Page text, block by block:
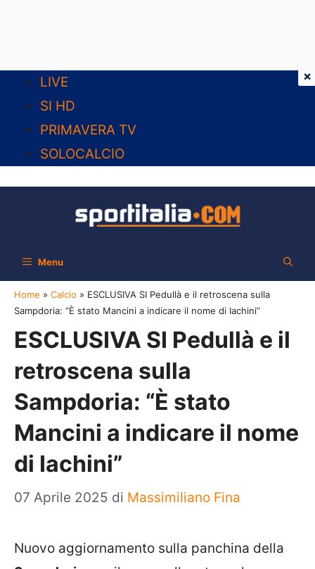
contenuto
LIVE
SI HD
PRIMAVERA TV
SOLOCALCIO
Menu
Home » Calcio » ESCLUSIVA SI Pedullà e il retroscena sulla
Sampdoria: “È stato Mancini a indicare il nome di Iachini”
ESCLUSIVA SI Pedullà e il
retroscena sulla
Sampdoria: “È stato
Mancini a indicare il nome
di Iachini”
07 Aprile 2025 di Massimiliano Fina
Nuovo aggiornamento sulla panchina della
×